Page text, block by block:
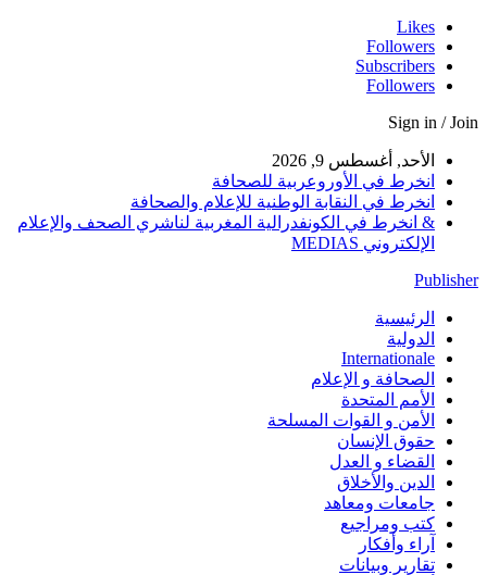
Likes
Followers
Subscribers
Followers
Sign in / Join
الأحد, أغسطس 9, 2026
انخرط في الأوروعربية للصحافة
انخرط في النقابة الوطنية للإعلام والصحافة
& انخرط في الكونفدرالية المغربية لناشري الصحف والإعلام
الإلكتروني MEDIAS
Publisher
الرئيسية
الدولية
Internationale
الصحافة و الإعلام
الأمم المتحدة
الأمن و القوات المسلحة
حقوق الإنسان
القضاء و العدل
الدين والأخلاق
جامعات ومعاهد
كتب ومراجيع
آراء وأفكار
تقارير وبيانات